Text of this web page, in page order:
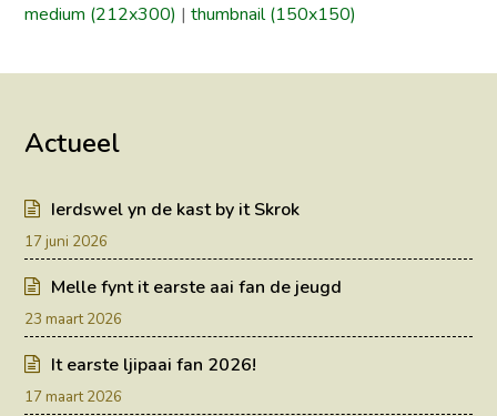
medium (212x300) |thumbnail (150x150)
Actueel
Ierdswel yn de kast by it Skrok
17 juni 2026
Melle fynt it earste aai fan de jeugd
23 maart 2026
It earste ljipaai fan 2026!
17 maart 2026